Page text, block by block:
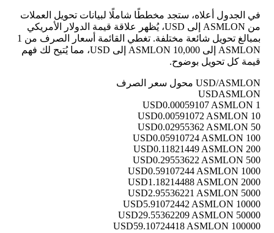
في الجدول أعلاه، ستجد مخططًا شاملًا لبيانات تحويل العملات
من ASMLON إلى USD، يُظهر علاقة قيمة الدولار الأمريكي
بمبالغ تحويل شائعة مختلفة. تغطي القائمة أسعار الصرف من 1
ASMLON إلى 10,000 ASMLON إلى USD، مما يُتيح لك فهم
قيمة كل تحويل بوضوح.
USD/ASMLON محول سعر الصرف
USDASMLON
1 USD
0.00059107 ASMLON
10 USD
0.00591072 ASMLON
50 USD
0.02955362 ASMLON
100 USD
0.05910724 ASMLON
200 USD
0.11821449 ASMLON
500 USD
0.29553622 ASMLON
1000 USD
0.59107244 ASMLON
2000 USD
1.18214488 ASMLON
5000 USD
2.95536221 ASMLON
10000 USD
5.91072442 ASMLON
50000 USD
29.55362209 ASMLON
100000 USD
59.10724418 ASMLON